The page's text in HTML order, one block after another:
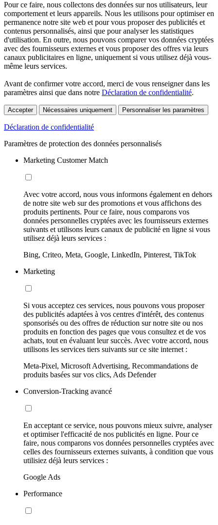
Pour ce faire, nous collectons des données sur nos utilisateurs, leur
comportement et leurs appareils. Nous les utilisons pour optimiser en
permanence notre site web et pour vous proposer des publicités et
contenus personnalisés, ainsi que pour analyser les statistiques
d'utilisation. En outre, nous pouvons comparer vos données cryptées
avec des fournisseurs externes et vous proposer des offres via leurs
canaux publicitaires en ligne, uniquement si vous utilisez déjà vous-
même leurs services.
Avant de confirmer votre accord, merci de vous renseigner dans les
paramètres ainsi que dans notre Déclaration de confidentialité.
Accepter Nécessaires uniquement Personnaliser les paramètres
Déclaration de confidentialité
Paramètres de protection des données personnalisés
Marketing Customer Match
Avec votre accord, nous vous informons également en dehors
de notre site web sur des promotions et vous affichons des
produits pertinents. Pour ce faire, nous comparons vos
données personnelles cryptées avec les fournisseurs externes
suivants et utilisons leurs canaux de publicité en ligne si vous
utilisez déjà leurs services :
Bing, Criteo, Meta, Google, LinkedIn, Pinterest, TikTok
Marketing
Si vous acceptez ces services, nous pouvons vous proposer
des publicités adaptées à vos centres d'intérêt, des contenus
sponsorisés ou des offres de réduction sur notre site ou nos
produits en fonction des pages que vous consultez et de vos
achats, tout en évaluant leur succès. Avec votre accord, nous
utilisons les services tiers suivants sur ce site internet :
Meta-Pixel, Microsoft Advertising, Recommandations de
produits basées sur vos clics, Ads Defender
Conversion-Tracking avancé
En acceptant ce service, nous pouvons mieux suivre, analyser
et optimiser l'efficacité de nos publicités en ligne. Pour ce
faire, nous comparons vos données personnelles cryptées avec
celles des fournisseurs externes suivants, à condition que vous
utilisiez déjà leurs services :
Google Ads
Performance